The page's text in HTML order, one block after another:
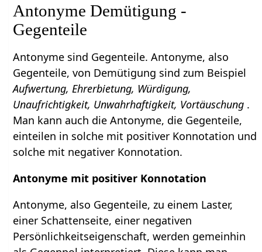
Antonyme Demütigung -
Gegenteile
Antonyme sind Gegenteile. Antonyme, also
Gegenteile, von Demütigung sind zum Beispiel
Aufwertung, Ehrerbietung, Würdigung,
Unaufrichtigkeit, Unwahrhaftigkeit, Vortäuschung .
Man kann auch die Antonyme, die Gegenteile,
einteilen in solche mit positiver Konnotation und
solche mit negativer Konnotation.
Antonyme mit positiver Konnotation
Antonyme, also Gegenteile, zu einem Laster,
einer Schattenseite, einer negativen
Persönlichkeitseigenschaft, werden gemeinhin